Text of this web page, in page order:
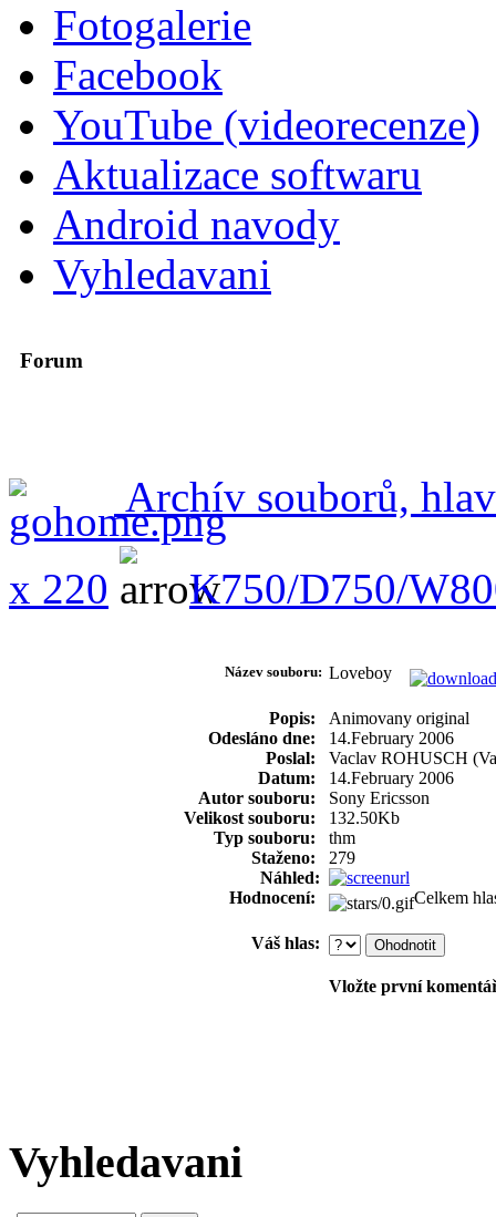
Fotogalerie
Facebook
YouTube (videorecenze)
Aktualizace softwaru
Android navody
Vyhledavani
Forum
Archív souborů,
x 220
K750/D750/
Název souboru: Loveboy
Popis:
Animovany original
Odesláno dne:
14.February 2006
Poslal:
Vaclav ROHUSCH
Datum:
14.February 2006
Autor souboru:
Sony Ericsson
Velikost souboru:
132.50Kb
Typ souboru:
thm
Staženo:
279
Náhled:
Hodnocení:
Celkem
Váš hlas:
Vložte první
Vyhledavani